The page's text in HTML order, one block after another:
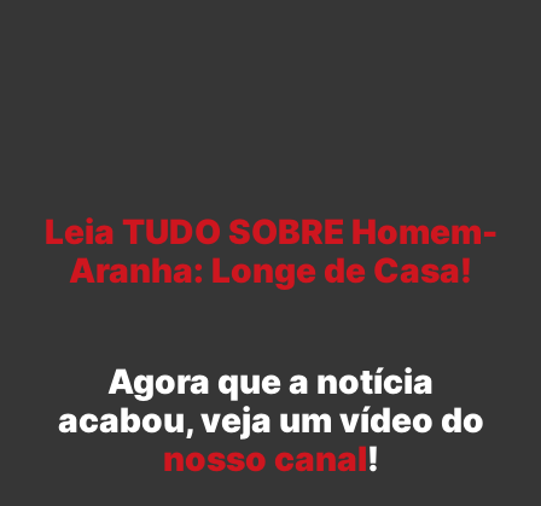
Leia TUDO SOBRE Homem-
Aranha: Longe de Casa!
Agora que a notícia
acabou, veja um vídeo do
nosso canal!